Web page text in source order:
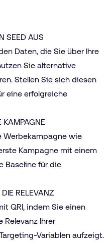
SEED AUS
Daten, die Sie über Ihre
Sie alternative
Stellen Sie sich diesen
eine erfolgreiche
KAMPAGNE
Werbekampagne wie
Kampagne mit einem
Baseline für die
RELEVANZ
QRI, indem Sie einen
Relevanz Ihrer
Variablen aufzeigt.